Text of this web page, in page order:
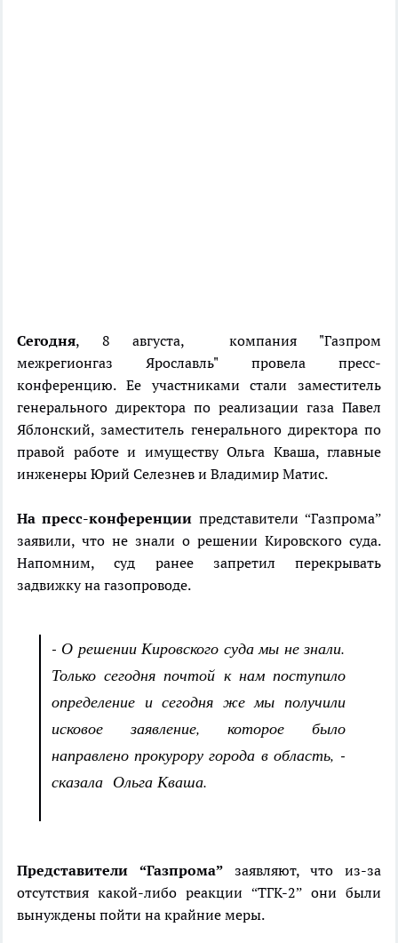
Сегодня, 8 августа, компания "Газпром
межрегионгаз Ярославль" провела пресс-
конференцию. Ее участниками стали заместитель
генерального директора по реализации газа Павел
Яблонский, заместитель генерального директора по
правой работе и имуществу Ольга Кваша, главные
инженеры Юрий Селезнев и Владимир Матис.
На пресс-конференции представители “Газпрома”
заявили, что не знали о решении Кировского суда.
Напомним, суд ранее запретил перекрывать
задвижку на газопроводе.
- О решении Кировского суда мы не знали.
Только сегодня почтой к нам поступило
определение и сегодня же мы получили
исковое заявление, которое было
направлено прокурору города в область, -
сказала Ольга Кваша.
Представители “Газпрома” заявляют, что из-за
отсутствия какой-либо реакции “ТГК-2” они были
вынуждены пойти на крайние меры.